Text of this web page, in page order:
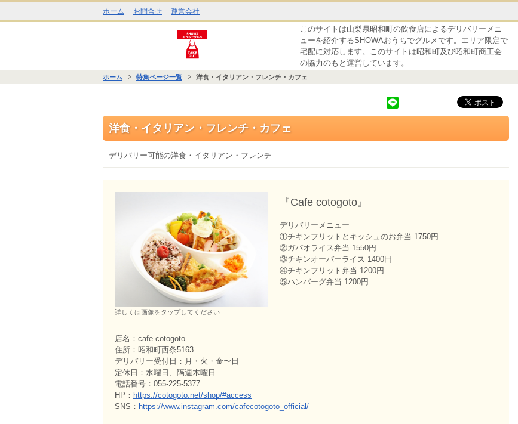
ホーム お問合せ 運営会社
このサイトは山梨県昭和町の飲食店によるデリバリーメニ
ューを紹介するSHOWAおうちでグルメです。エリア限定で
宅配に対応します。このサイトは昭和町及び昭和町商工会
の協力のもと運営しています。
ホーム 特集ページ一覧 洋食・イタリアン・フレンチ・カフェ
洋食・イタリアン・フレンチ・カフェ
デリバリー可能の洋食・イタリアン・フレンチ
詳しくは画像をタップしてください
『Cafe cotogoto』
デリバリーメニュー
①チキンフリットとキッシュのお弁当 1750円
②ガパオライス弁当 1550円
③チキンオーバーライス 1400円
④チキンフリット弁当 1200円
⑤ハンバーグ弁当 1200円
店名：cafe cotogoto
住所：昭和町西条5163
デリバリー受付日：月・火・金〜日
定休日：水曜日、隔週木曜日
電話番号：055-225-5377
HP： https://cotogoto.net/shop/#access
SNS： https://www.instagram.com/cafecotogoto_official/